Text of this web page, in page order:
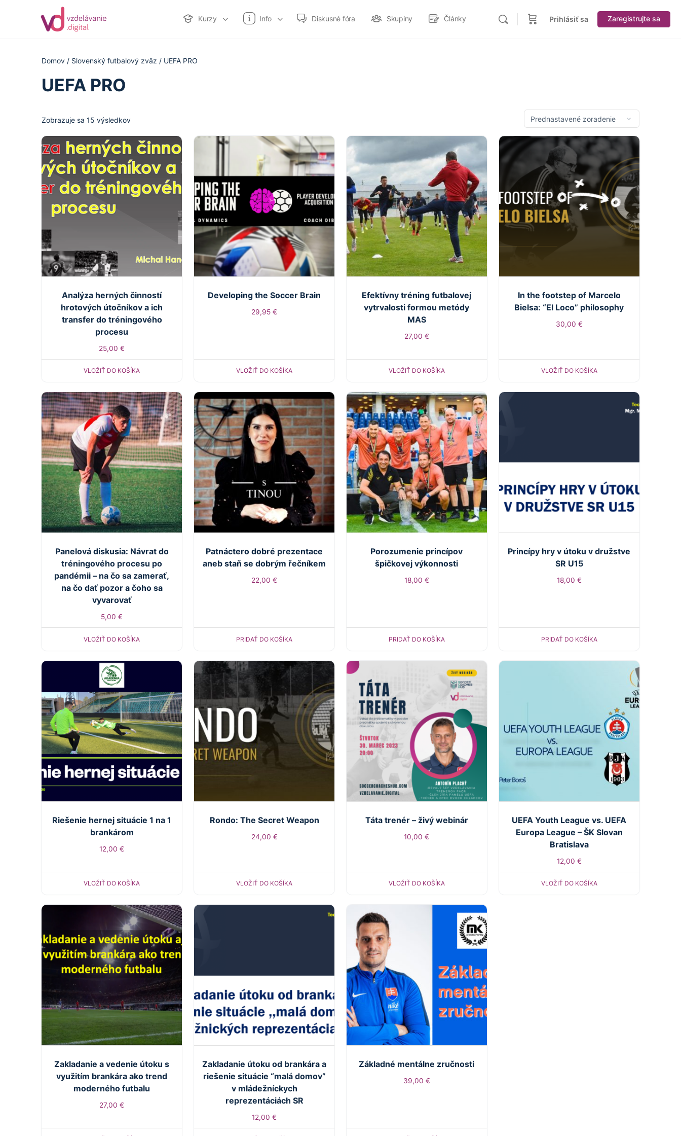
Kurzy Info Diskusné fóra Skupiny Články Prihlásiť sa Zaregistrujte sa
Domov / Slovenský futbalový zväz / UEFA PRO
UEFA PRO
Zobrazuje sa 15 výsledkov
Analýza herných činností
hrotových útočníkov a ich
transfer do tréningového
procesu
25,00€
VLOŽIŤ DO KOŠÍKA
Developing the Soccer Brain
29,95€
VLOŽIŤ DO KOŠÍKA
Efektívny tréning futbalovej
vytrvalosti formou metódy
MAS
27,00 €
VLOŽIŤ DO KOŠÍKA
In the footstep of Marcelo
Bielsa: “El Loco” philosophy
30,00 €
VLOŽIŤ DO KOŠÍKA
Panelová diskusia: Návrat do
tréningového procesu po
pandémii – na čo sa zamerať,
na čo dať pozor a čoho sa
vyvarovať
5,00€
VLOŽIŤ DO KOŠÍKA
Patnáctero dobré prezentace
aneb staň se dobrým řečníkem
22,00€
PRIDAŤ DO KOŠÍKA
Porozumenie princípov
špičkovej výkonnosti
18,00 €
PRIDAŤ DO KOŠÍKA
Princípy hry v útoku v družstve
SR U15
18,00 €
PRIDAŤ DO KOŠÍKA
Riešenie hernej situácie 1 na 1
brankárom
12,00€
VLOŽIŤ DO KOŠÍKA
Rondo: The Secret Weapon
24,00 €
VLOŽIŤ DO KOŠÍKA
Táta trenér – živý webinár
10,00€
VLOŽIŤ DO KOŠÍKA
UEFA Youth League vs. UEFA
Europa League – ŠK Slovan
Bratislava
12,00 €
VLOŽIŤ DO KOŠÍKA
Zakladanie a vedenie útoku s
využitím brankára ako trend
moderného futbalu
27,00€
Zakladanie útoku od brankára a
riešenie situácie “malá domov”
v mládežníckych
reprezentáciách SR
12,00€
Základné mentálne zručnosti
39,00 €